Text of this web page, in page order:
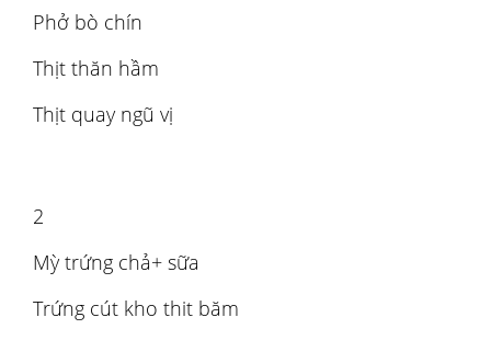
Phở bò chín
Thịt thăn hầm
Thịt quay ngũ vị
2
Mỳ trứng chả+ sữa
Trứng cút kho thit băm